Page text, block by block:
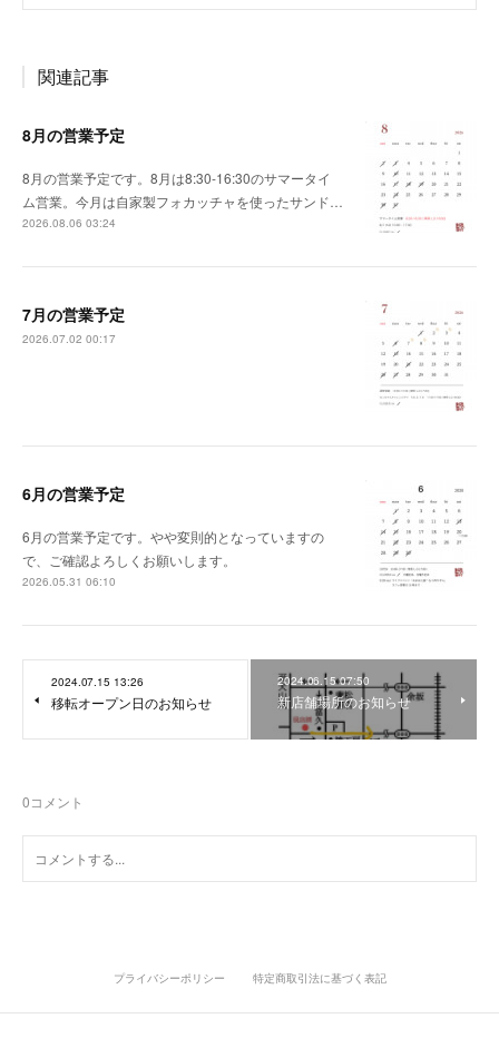
関連記事
8月の営業予定
8月の営業予定です。8月は8:30-16:30のサマータイ
ム営業。今月は自家製フォカッチャを使ったサンド…
2026.08.06 03:24
7月の営業予定
2026.07.02 00:17
6月の営業予定
6月の営業予定です。やや変則的となっていますの
で、ご確認よろしくお願いします。
2026.05.31 06:10
2024.07.15 13:26
移転オープン日のお知らせ
2024.06.15 07:50
新店舗場所のお知らせ
0コメント
プライバシーポリシー 特定商取引法に基づく表記